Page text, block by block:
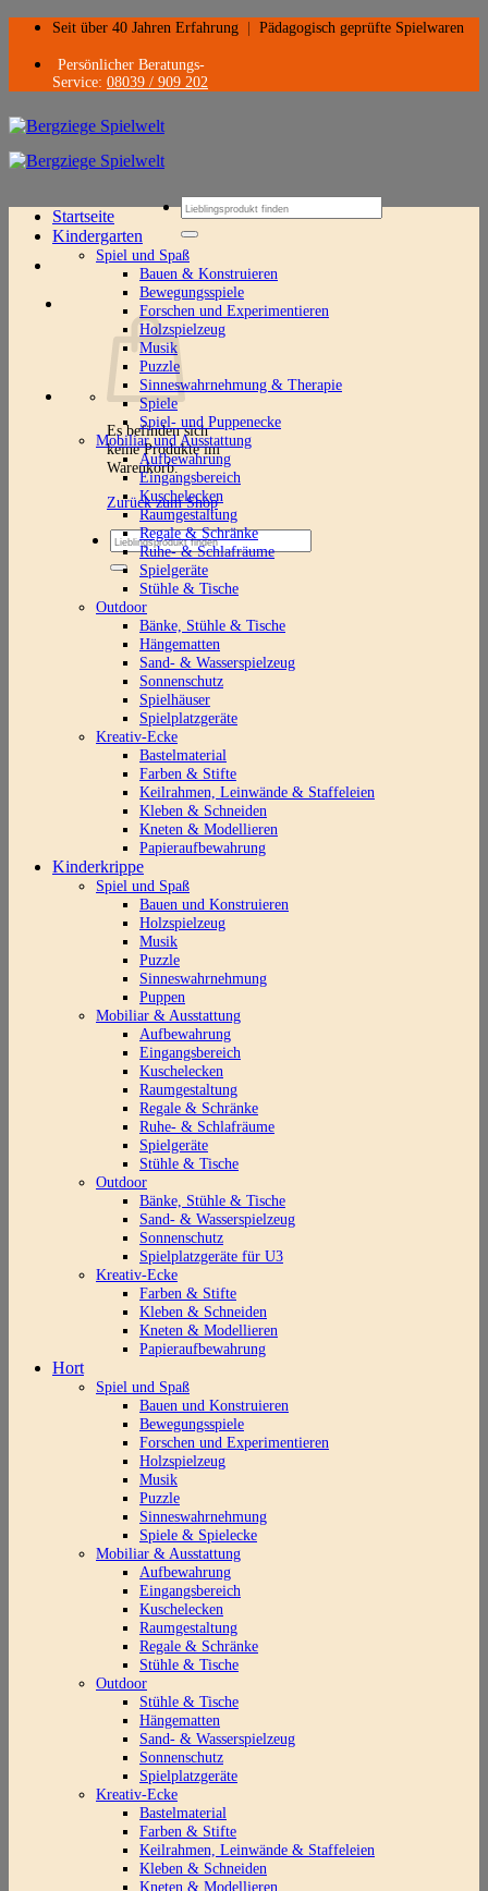
Zum
springen
Seit über 40 Jahren Erfahrung Pädagogisch geprüfte Spielwaren
Persönlicher Beratungs-
Service: 08039 / 909 202
Suchen
nach:
Es befinden sich
keine Produkte im
Warenkorb.
Zurück zum Shop
Suchen
nach:
Startseite
Kindergarten
Spiel und Spaß
Bauen & Konstruieren
Bewegungsspiele
Forschen und Experimentieren
Holzspielzeug
Musik
Puzzle
Sinneswahrnehmung & Therapie
Spiele
Spiel- und Puppenecke
Mobiliar und Ausstattung
Aufbewahrung
Eingangsbereich
Kuschelecken
Raumgestaltung
Regale & Schränke
Ruhe- & Schlafräume
Spielgeräte
Stühle & Tische
Outdoor
Bänke, Stühle & Tische
Hängematten
Sand- & Wasserspielzeug
Sonnenschutz
Spielhäuser
Spielplatzgeräte
Kreativ-Ecke
Bastelmaterial
Farben & Stifte
Keilrahmen, Leinwände & Staffeleien
Kleben & Schneiden
Kneten & Modellieren
Papieraufbewahrung
Kinderkrippe
Spiel und Spaß
Bauen und Konstruieren
Holzspielzeug
Musik
Puzzle
Sinneswahrnehmung
Puppen
Mobiliar & Ausstattung
Aufbewahrung
Eingangsbereich
Kuschelecken
Raumgestaltung
Regale & Schränke
Ruhe- & Schlafräume
Spielgeräte
Stühle & Tische
Outdoor
Bänke, Stühle & Tische
Sand- & Wasserspielzeug
Sonnenschutz
Spielplatzgeräte für U3
Kreativ-Ecke
Farben & Stifte
Kleben & Schneiden
Kneten & Modellieren
Papieraufbewahrung
Hort
Spiel und Spaß
Bauen und Konstruieren
Bewegungsspiele
Forschen und Experimentieren
Holzspielzeug
Musik
Puzzle
Sinneswahrnehmung
Spiele & Spielecke
Mobiliar & Ausstattung
Aufbewahrung
Eingangsbereich
Kuschelecken
Raumgestaltung
Regale & Schränke
Stühle & Tische
Outdoor
Stühle & Tische
Hängematten
Sand- & Wasserspielzeug
Sonnenschutz
Spielplatzgeräte
Kreativ-Ecke
Bastelmaterial
Farben & Stifte
Keilrahmen, Leinwände & Staffeleien
Kleben & Schneiden
Kneten & Modellieren